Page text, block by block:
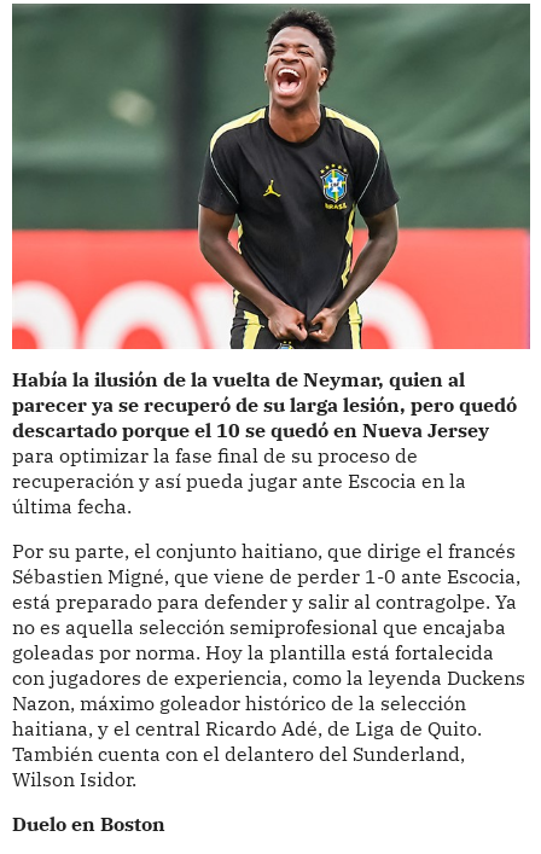
Había la ilusión de la vuelta de Neymar, quien al
parecer ya se recuperó de su larga lesión, pero quedó
descartado porque el 10 se quedó en Nueva Jersey
para optimizar la fase final de su proceso de
recuperación y así pueda jugar ante Escocia en la
última fecha.
Por su parte, el conjunto haitiano, que dirige el francés
Sébastien Migné, que viene de perder 1-0 ante Escocia,
está preparado para defender y salir al contragolpe. Ya
no es aquella selección semiprofesional que encajaba
goleadas por norma. Hoy la plantilla está fortalecida
con jugadores de experiencia, como la leyenda Duckens
Nazon, máximo goleador histórico de la selección
haitiana, y el central Ricardo Adé, de Liga de Quito.
También cuenta con el delantero del Sunderland,
Wilson Isidor.
Duelo en Boston